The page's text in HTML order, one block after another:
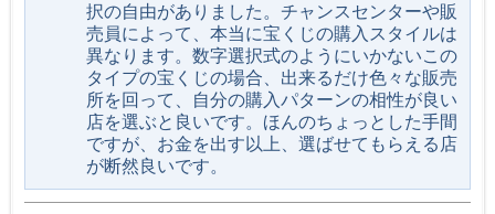
択の自由がありました。チャンスセンターや販
売員によって、本当に宝くじの購入スタイルは
異なります。数字選択式のようにいかないこの
タイプの宝くじの場合、出来るだけ色々な販売
所を回って、自分の購入パターンの相性が良い
店を選ぶと良いです。ほんのちょっとした手間
ですが、お金を出す以上、選ばせてもらえる店
が断然良いです。